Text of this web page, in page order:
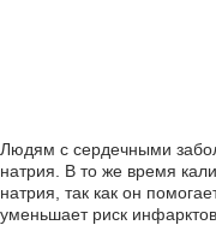
Людям с сердечными
натрия. В то же время
натрия, так как он
уменьшает риск